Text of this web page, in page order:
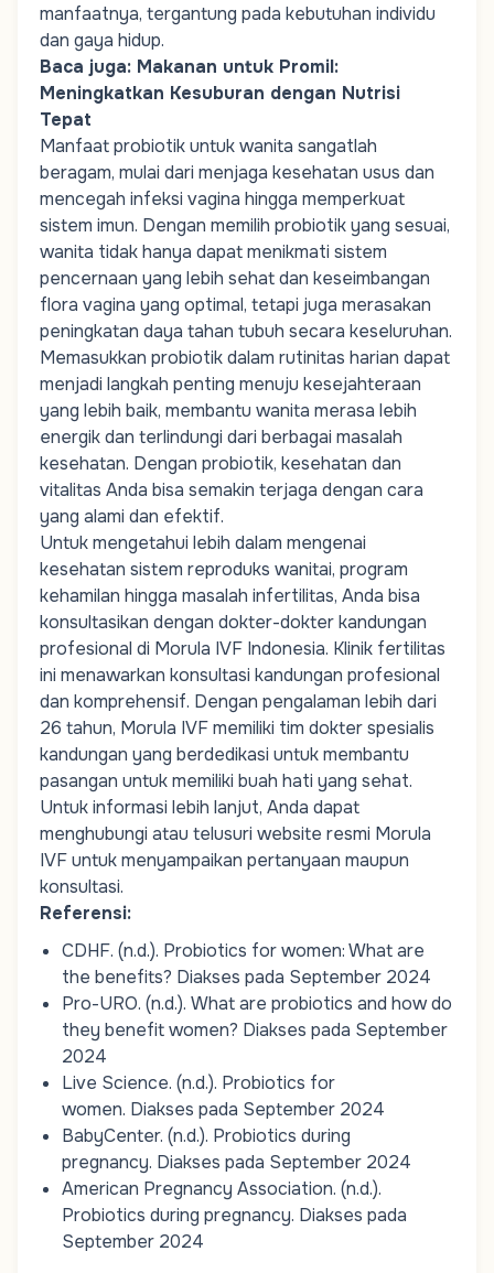
manfaatnya, tergantung pada kebutuhan individu
dan gaya hidup.
Baca juga: Makanan untuk Promil:
Meningkatkan Kesuburan dengan Nutrisi
Tepat
Manfaat probiotik untuk wanita sangatlah
beragam, mulai dari menjaga kesehatan usus dan
mencegah infeksi vagina hingga memperkuat
sistem imun. Dengan memilih probiotik yang sesuai,
wanita tidak hanya dapat menikmati sistem
pencernaan yang lebih sehat dan keseimbangan
flora vagina yang optimal, tetapi juga merasakan
peningkatan daya tahan tubuh secara keseluruhan.
Memasukkan probiotik dalam rutinitas harian dapat
menjadi langkah penting menuju kesejahteraan
yang lebih baik, membantu wanita merasa lebih
energik dan terlindungi dari berbagai masalah
kesehatan. Dengan probiotik, kesehatan dan
vitalitas Anda bisa semakin terjaga dengan cara
yang alami dan efektif.
Untuk mengetahui lebih dalam mengenai
kesehatan sistem reproduks wanitai, program
kehamilan hingga masalah infertilitas, Anda bisa
konsultasikan dengan dokter-dokter kandungan
profesional di Morula IVF Indonesia. Klinik fertilitas
ini menawarkan konsultasi kandungan profesional
dan komprehensif. Dengan pengalaman lebih dari
26 tahun, Morula IVF memiliki tim dokter spesialis
kandungan yang berdedikasi untuk membantu
pasangan untuk memiliki buah hati yang sehat.
Untuk informasi lebih lanjut, Anda dapat
menghubungi atau telusuri website resmi Morula
IVF untuk menyampaikan pertanyaan maupun
konsultasi.
Referensi:
CDHF. (n.d.). Probiotics for women: What are
the benefits? Diakses pada September 2024
Pro-URO. (n.d.). What are probiotics and how do
they benefit women? Diakses pada September
2024
Live Science. (n.d.). Probiotics for
women. Diakses pada September 2024
BabyCenter. (n.d.). Probiotics during
pregnancy. Diakses pada September 2024
American Pregnancy Association. (n.d.).
Probiotics during pregnancy. Diakses pada
September 2024